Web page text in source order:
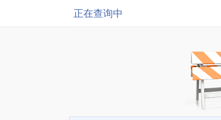
正在查询中